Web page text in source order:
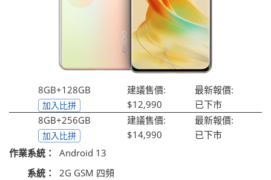
8GB+128GB
加入比拼
建議售價:
$12,990
最新報價:
已下市
8GB+256GB
加入比拼
建議售價:
$14,990
最新報價:
已下市
作業系統：
Android 13
系統：
2G GSM 四頻